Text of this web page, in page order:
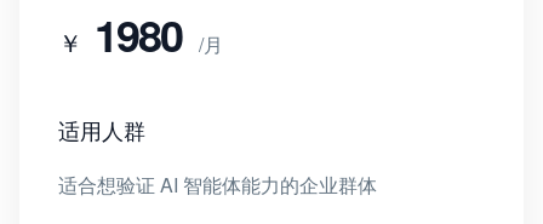
￥ 1980 /月
适用人群
适合想验证 AI 智能体能力的企业群体